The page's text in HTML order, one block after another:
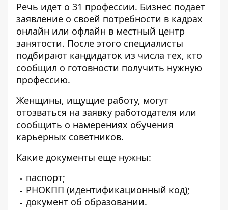
Речь идет о 31 профессии. Бизнес подает
заявление о своей потребности в кадрах
онлайн или офлайн в местный центр
занятости. После этого специалисты
подбирают кандидаток из числа тех, кто
сообщил о готовности получить нужную
профессию.
Женщины, ищущие работу, могут
отозваться на заявку работодателя или
сообщить о намерениях обучения
карьерных советников.
Какие документы еще нужны:
паспорт;
РНОКПП (идентификационный код);
документ об образовании.